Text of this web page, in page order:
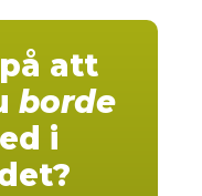
att
borde
i